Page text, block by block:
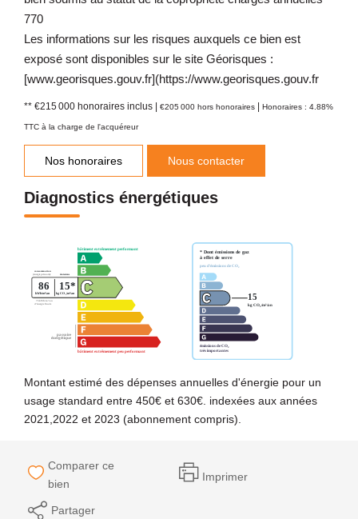
770
Les informations sur les risques auxquels ce bien est
exposé sont disponibles sur le site Géorisques :
[www.georisques.gouv.fr](https://www.georisques.gouv.fr
** €215 000 honoraires inclus | €205 000 hors honoraires | Honoraires : 4.88%
TTC à la charge de l'acquéreur
Nos honoraires Nous contacter
Diagnostics énergétiques
Montant estimé des dépenses annuelles d'énergie pour un
usage standard entre 450€ et 630€. indexées aux années
2021,2022 et 2023 (abonnement compris).
Comparer ce
bien
Imprimer
Partager